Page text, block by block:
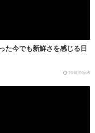
た今でも新鮮さを感じる日
2018/09/05